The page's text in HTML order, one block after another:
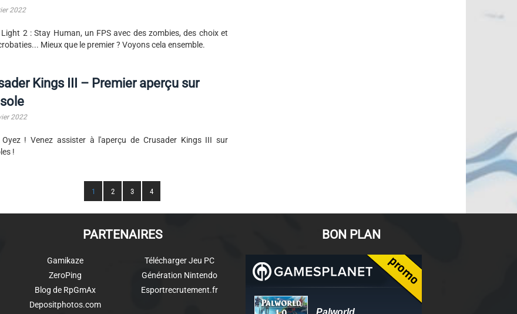
2022
Light 2 : Stay Human, un FPS avec des zombies, des choix et
Mieux que le premier ? Voyons cela ensemble.
Kings III – Premier aperçu sur
2022
Oyez ! Venez assister à l'aperçu de Crusader Kings III sur
!
1 2 3 4
PARTENAIRES
Gamikaze
ZeroPing
Blog de RpGmAx
Depositphotos.com
Télécharger Jeu PC
Génération Nintendo
Esportrecrutement.fr
BON PLAN